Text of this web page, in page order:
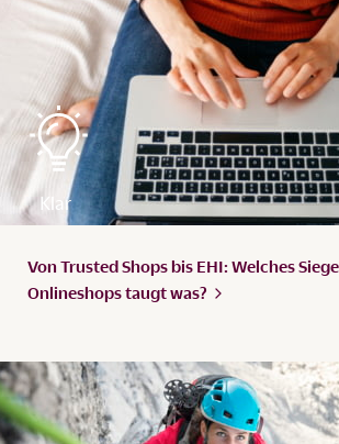
Von Trusted Shops bis EHI: Welches
Onlineshops taugtwas?